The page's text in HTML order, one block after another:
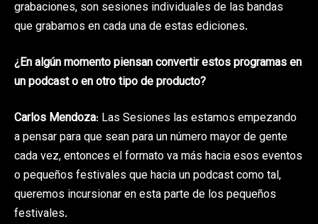
grabaciones, son sesiones individuales de las bandas
que grabamos en cada una de estas ediciones.
¿En algún momento piensan convertir estos programas en
un podcast o en otro tipo de producto?
Carlos Mendoza: Las Sesiones las estamos empezando
a pensar para que sean para un número mayor de gente
cada vez, entonces el formato va más hacia esos eventos
o pequeños festivales que hacia un podcast como tal,
queremos incursionar en esta parte de los pequeños
festivales.